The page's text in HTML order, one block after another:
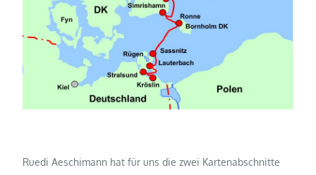
Ruedi Aeschimann hat für uns die zwei Kartenabschnitte